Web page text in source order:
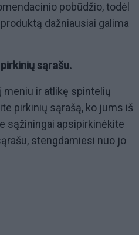
pobūdžio, todėl
dažniausiai galima
sąrašu.
meniu ir atlikę spintelių
pirkinių sąrašą, ko jums iš
sąžiningai apsipirkinėkite
stengdamiesi nuo jo